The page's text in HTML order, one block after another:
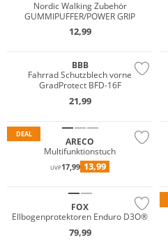
Nordic Walking Zubehör
GUMMIPUFFER/POWER GRIP
12,99
BBB
Fahrrad Schutzblech vorne
GradProtect BFD-16F
21,99
DEAL
ARECO
Multifunktionstuch
UVP17,99 13,99
FOX
Ellbogenprotektoren Enduro D3O®
79,99